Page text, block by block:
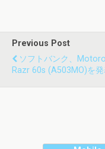
Previous Post
ソフトバンク、
Razr 60s (A503MO)を発